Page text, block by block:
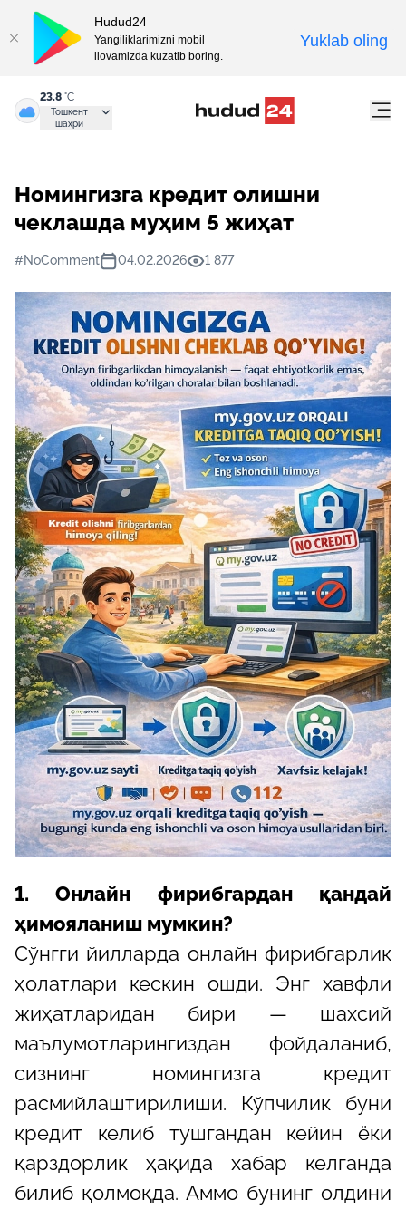
23.8 °C
Тошкент
шаҳри
Номингизга кредит олишни
чеклашда муҳим 5 жиҳат
#NoComment 04.02.2026 1 877
1. Онлайн фирибгардан қандай
ҳимояланиш мумкин?
Сўнгги йилларда онлайн фирибгарлик
ҳолатлари кескин ошди. Энг хавфли
жиҳатларидан бири — шахсий
маълумотларингиздан фойдаланиб,
сизнинг номингизга кредит
расмийлаштирилиши. Кўпчилик буни
кредит келиб тушгандан кейин ёки
қарздорлик ҳақида хабар келганда
билиб қолмоқда. Аммо бунинг олдини
Hudud24
Yangiliklarimizni mobil
ilovamizda kuzatib boring.
Yuklab oling